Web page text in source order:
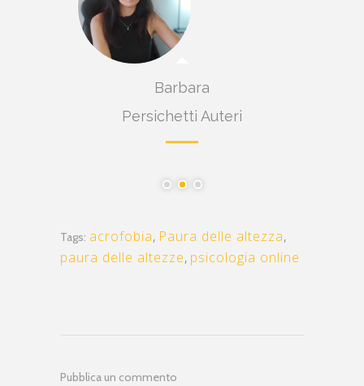
Barbara
Persichetti Auteri
Tags: acrofobia, Paura delle altezza,
paura delle altezze, psicologia online
Pubblica un commento